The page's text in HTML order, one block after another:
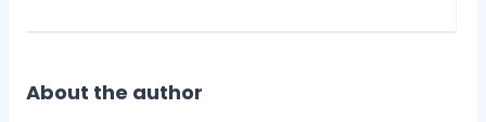
About the author